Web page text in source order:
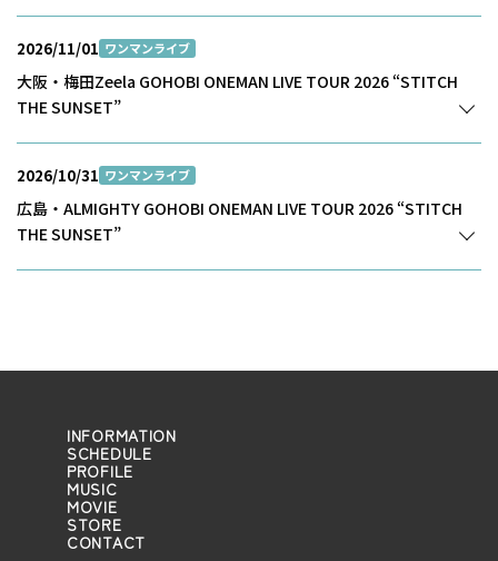
2026/11/01 ワンマンライブ
大阪・梅田Zeela GOHOBI ONEMAN LIVE TOUR 2026 “STITCH
THE SUNSET”
2026/10/31 ワンマンライブ
広島・ALMIGHTY GOHOBI ONEMAN LIVE TOUR 2026 “STITCH
THE SUNSET”
INFORMATION
SCHEDULE
PROFILE
MUSIC
MOVIE
STORE
CONTACT